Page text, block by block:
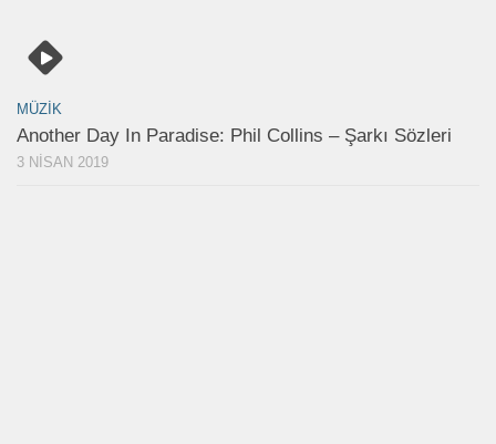
MÜZIK
Another Day In Paradise: Phil Collins – Şarkı Sözleri
3 NISAN 2019